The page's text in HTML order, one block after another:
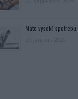
Máte vysokú